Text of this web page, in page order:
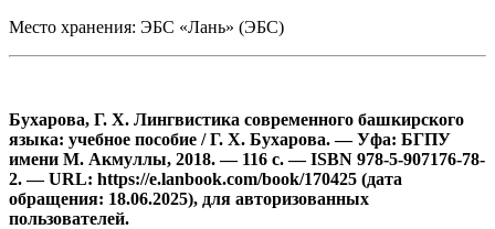
Место хранения: ЭБС «Лань» (ЭБС)
Бухарова, Г. Х. Лингвистика современного башкирского
языка: учебное пособие / Г. Х. Бухарова. — Уфа: БГПУ
имени М. Акмуллы, 2018. — 116 с. — ISBN 978-5-907176-78-
2. — URL: https://e.lanbook.com/book/170425 (дата
обращения: 18.06.2025), для авторизованных
пользователей.